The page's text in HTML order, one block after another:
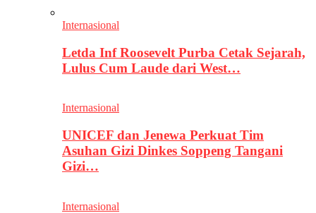
Internasional
Letda Inf Roosevelt Purba Cetak Sejarah,
Lulus Cum Laude dari West…
Internasional
UNICEF dan Jenewa Perkuat Tim
Asuhan Gizi Dinkes Soppeng Tangani
Gizi…
Internasional